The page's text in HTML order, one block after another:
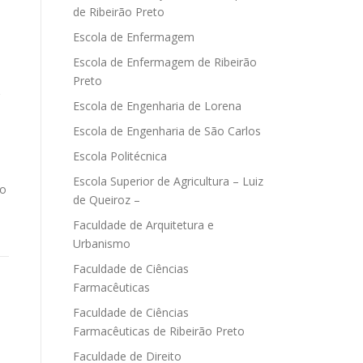
de Ribeirão Preto
Escola de Enfermagem
Escola de Enfermagem de Ribeirão
Preto
Escola de Engenharia de Lorena
Escola de Engenharia de São Carlos
Escola Politécnica
Escola Superior de Agricultura – Luiz
de Queiroz –
Faculdade de Arquitetura e
Urbanismo
Faculdade de Ciências
Farmacêuticas
Faculdade de Ciências
Farmacêuticas de Ribeirão Preto
Faculdade de Direito